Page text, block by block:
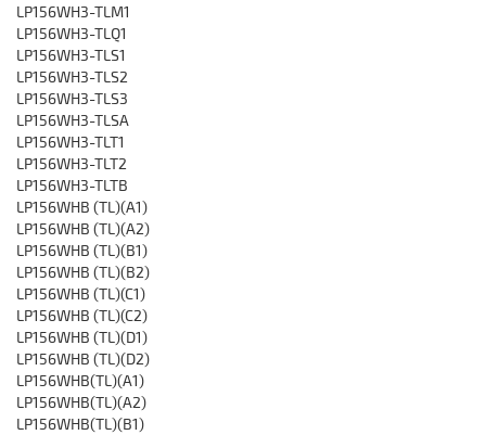
LP156WH3-TLM1
LP156WH3-TLQ1
LP156WH3-TLS1
LP156WH3-TLS2
LP156WH3-TLS3
LP156WH3-TLSA
LP156WH3-TLT1
LP156WH3-TLT2
LP156WH3-TLTB
LP156WHB (TL)(A1)
LP156WHB (TL)(A2)
LP156WHB (TL)(B1)
LP156WHB (TL)(B2)
LP156WHB (TL)(C1)
LP156WHB (TL)(C2)
LP156WHB (TL)(D1)
LP156WHB (TL)(D2)
LP156WHB(TL)(A1)
LP156WHB(TL)(A2)
LP156WHB(TL)(B1)